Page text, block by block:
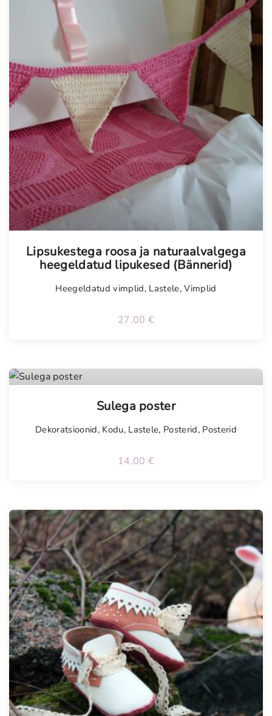
Lipsukestega roosa ja naturaalvalgega
heegeldatud lipukesed (Bännerid)
Heegeldatud vimplid, Lastele,Vimplid
27,00 €
Sulega poster
Dekoratsioonid, Kodu, Lastele, Posterid, Posterid
14,00 €